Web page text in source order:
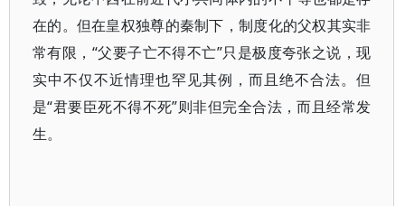
在的。但在皇权独尊的秦制下，制度化的父权其实非
常有限，“父要子亡不得不亡”只是极度夸张之说，现
实中不仅不近情理也罕见其例，而且绝不合法。但
是“君要臣死不得不死”则非但完全合法，而且经常发
生。